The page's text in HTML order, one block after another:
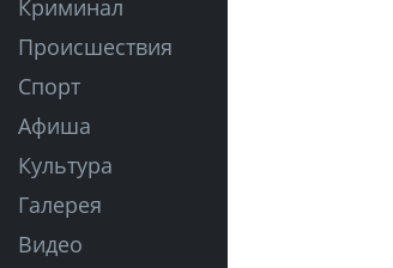
Криминал
Происшествия
Спорт
Афиша
Культура
Галерея
Видео